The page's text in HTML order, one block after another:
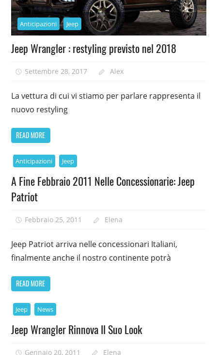
Anticipazioni Jeep
Jeep Wrangler : restyling previsto nel 2018
Settembre 28, 2017 Alex
La vettura di cui vi stiamo per parlare rappresenta il
nuovo restyling
READ MORE
Anticipazioni Jeep
A Fine Febbraio 2011 Nelle Concessionarie: Jeep
Patriot
Febbraio 25, 2011 Elena
Jeep Patriot arriva nelle concessionari Italiani,
finalmente anche il nostro continente potrà
READ MORE
Jeep News
Jeep Wrangler Rinnova Il Suo Look
Gennaio 20, 2011 Elena